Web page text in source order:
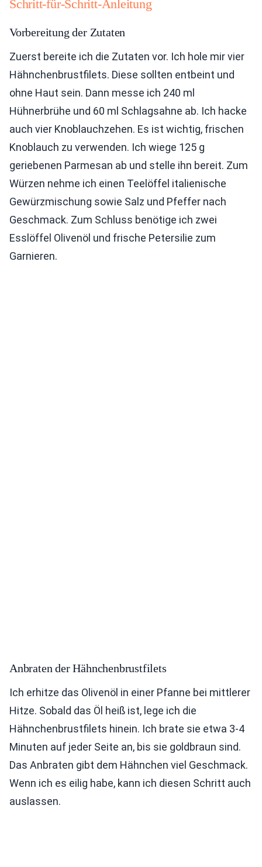
Schritt-für-Schritt-Anleitung
Vorbereitung der Zutaten
Zuerst bereite ich die Zutaten vor. Ich hole mir vier
Hähnchenbrustfilets. Diese sollten entbeint und
ohne Haut sein. Dann messe ich 240 ml
Hühnerbrühe und 60 ml Schlagsahne ab. Ich hacke
auch vier Knoblauchzehen. Es ist wichtig, frischen
Knoblauch zu verwenden. Ich wiege 125 g
geriebenen Parmesan ab und stelle ihn bereit. Zum
Würzen nehme ich einen Teelöffel italienische
Gewürzmischung sowie Salz und Pfeffer nach
Geschmack. Zum Schluss benötige ich zwei
Esslöffel Olivenöl und frische Petersilie zum
Garnieren.
Anbraten der Hähnchenbrustfilets
Ich erhitze das Olivenöl in einer Pfanne bei mittlerer
Hitze. Sobald das Öl heiß ist, lege ich die
Hähnchenbrustfilets hinein. Ich brate sie etwa 3-4
Minuten auf jeder Seite an, bis sie goldbraun sind.
Das Anbraten gibt dem Hähnchen viel Geschmack.
Wenn ich es eilig habe, kann ich diesen Schritt auch
auslassen.